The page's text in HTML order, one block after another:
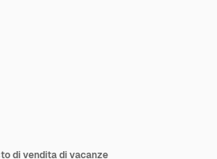
di vendita di vacanze